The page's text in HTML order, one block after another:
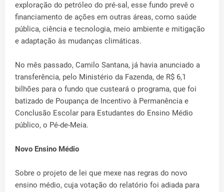
exploração do petróleo do pré-sal, esse fundo prevê o
financiamento de ações em outras áreas, como saúde
pública, ciência e tecnologia, meio ambiente e mitigação
e adaptação às mudanças climáticas.
No mês passado, Camilo Santana, já havia anunciado a
transferência, pelo Ministério da Fazenda, de R$ 6,1
bilhões para o fundo que custeará o programa, que foi
batizado de Poupança de Incentivo à Permanência e
Conclusão Escolar para Estudantes do Ensino Médio
público, o Pé-de-Meia.
Novo Ensino Médio
Sobre o projeto de lei que mexe nas regras do novo
ensino médio, cuja votação do relatório foi adiada para